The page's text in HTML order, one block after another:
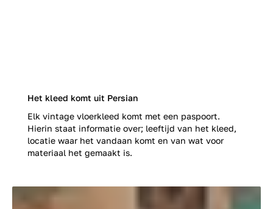
Het kleed komt uit Persian
Elk vintage vloerkleed komt met een paspoort.
Hierin staat informatie over; leeftijd van het kleed,
locatie waar het vandaan komt en van wat voor
materiaal het gemaakt is.